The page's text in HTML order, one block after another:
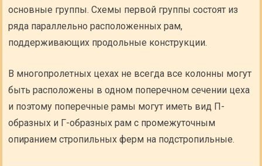
основные группы. Схемы первой группы состоят из
ряда параллельно расположенных рам,
поддерживающих продольные конструкции.
В многопролетных цехах не всегда все колонны могут
быть расположены в одном поперечном сечении цеха
и поэтому поперечные рамы могут иметь вид П-
образных и Г-образных рам с промежуточным
опиранием стропильных ферм на подстропильные.